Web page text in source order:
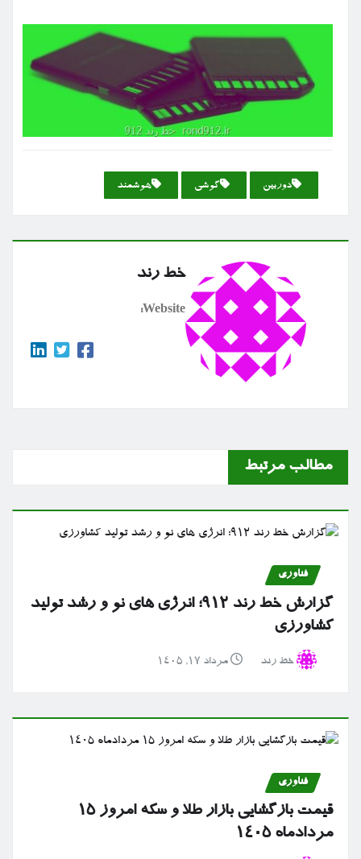
دوربین گوشی هوشمند
خط رند
Website:
مطالب مرتبط
فناوری
گزارش خط رند ۹۱۲؛ انرژی های نو و رشد تولید
کشاورزی
خط رند مرداد ۱۷, ۱۴۰۵
فناوری
قیمت بازگشایی بازار طلا و سکه امروز ۱۵
مردادماه ۱۴۰۵